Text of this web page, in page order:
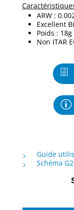
ARW :
Excellent
Poids : 18g
Non ITAR
Guide
Schéma